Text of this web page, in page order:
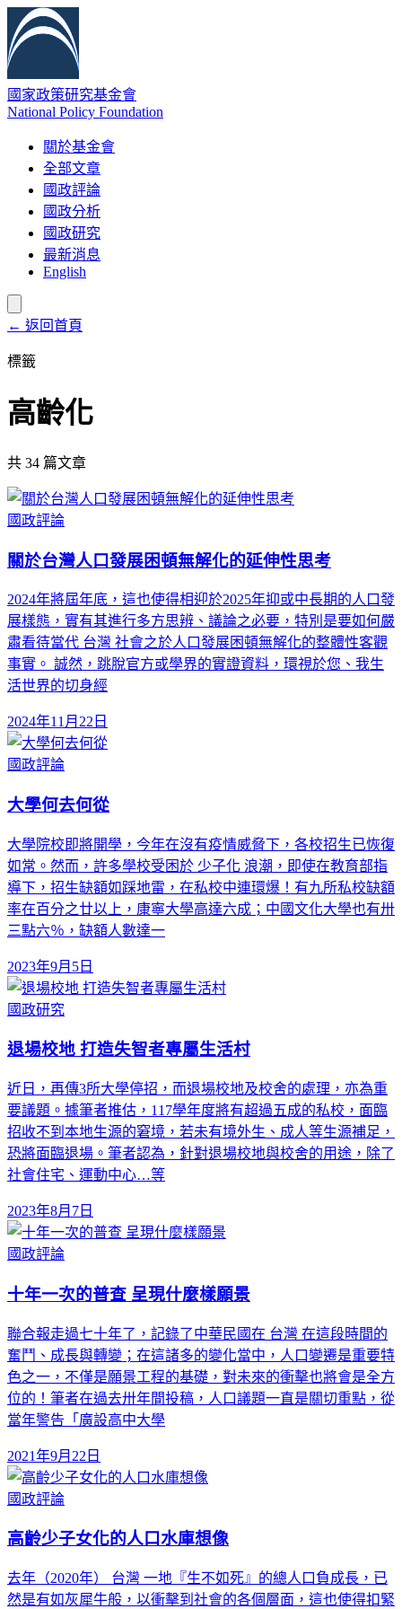
國家政策研究基金會
National Policy Foundation
關於基金會
全部文章
國政評論
國政分析
國政研究
最新消息
English
← 返回首頁
標籤
高齡化
共 34 篇文章
國政評論
關於台灣人口發展困頓無解化的延伸性思考
2024年將屆年底，這也使得相迎於2025年抑或中長期的人口發
展樣態，實有其進行多方思辨、議論之必要，特別是要如何嚴
肅看待當代 台灣 社會之於人口發展困頓無解化的整體性客觀
事實。 誠然，跳脫官方或學界的實證資料，環視於您、我生
活世界的切身經
2024年11月22日
國政評論
大學何去何從
大學院校即將開學，今年在沒有疫情威脅下，各校招生已恢復
如常。然而，許多學校受困於 少子化 浪潮，即使在教育部指
導下，招生缺額如踩地雷，在私校中連環爆！有九所私校缺額
率在百分之廿以上，康寧大學高達六成；中國文化大學也有卅
三點六％，缺額人數達一
2023年9月5日
國政研究
退場校地 打造失智者專屬生活村
近日，再傳3所大學停招，而退場校地及校舍的處理，亦為重
要議題。據筆者推估，117學年度將有超過五成的私校，面臨
招收不到本地生源的窘境，若未有境外生、成人等生源補足，
恐將面臨退場。筆者認為，針對退場校地與校舍的用途，除了
社會住宅、運動中心…等
2023年8月7日
國政評論
十年一次的普查 呈現什麼樣願景
聯合報走過七十年了，記錄了中華民國在 台灣 在這段時間的
奮鬥、成長與轉變；在這諸多的變化當中，人口變遷是重要特
色之一，不僅是願景工程的基礎，對未來的衝擊也將會是全方
位的！筆者在過去卅年間投稿，人口議題一直是關切重點，從
當年警告「廣設高中大學
2021年9月22日
國政評論
高齡少子女化的人口水庫想像
去年（2020年） 台灣 一地『生不如死』的總人口負成長，已
然是有如灰犀牛般，以衝擊到社會的各個層面，這也使得扣緊